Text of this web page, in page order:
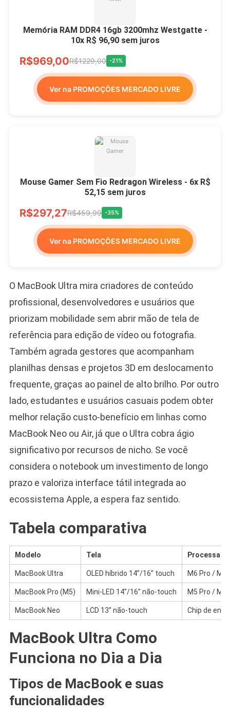
Memória RAM DDR4 16gb 3200mhz Westgatte -
10x R$ 96,90 sem juros
R$969,00R$1229,00 -21%
Ver na PROMOÇÕES MERCADO LIVRE
Mouse Gamer Sem Fio Redragon Wireless - 6x R$
52,15 sem juros
R$297,27R$459,99 -35%
Ver na PROMOÇÕES MERCADO LIVRE
O MacBook Ultra mira criadores de conteúdo
profissional, desenvolvedores e usuários que
priorizam mobilidade sem abrir mão de tela de
referência para edição de vídeo ou fotografia.
Também agrada gestores que acompanham
planilhas densas e projetos 3D em deslocamento
frequente, graças ao painel de alto brilho. Por outro
lado, estudantes e usuários casuais podem obter
melhor relação custo-benefício em linhas como
MacBook Neo ou Air, já que o Ultra cobra ágio
significativo por recursos de nicho. Se você
considera o notebook um investimento de longo
prazo e valoriza interface tátil integrada ao
ecossistema Apple, a espera faz sentido.
Tabela comparativa
Modelo Tela
MacBook Ultra OLED híbrido 14”/16” touch M6 Pro / M6
MacBook Pro (M5) Mini-LED 14”/16” não-touch M5 Pro / M5
MacBook Neo LCD 13” não-touch Chip de
MacBook Ultra Como
Funciona no Dia a Dia
Tipos de MacBook e suas
funcionalidades